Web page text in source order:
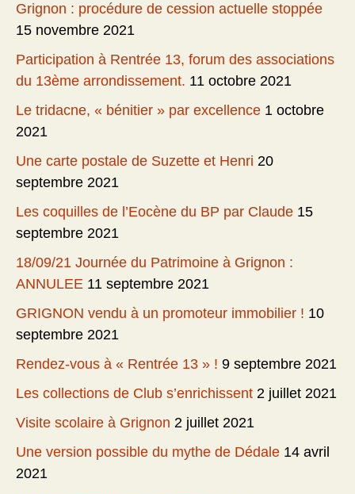
Grignon : procédure de cession actuelle stoppée
15 novembre 2021
Participation à Rentrée 13, forum des associations
du 13ème arrondissement. 11 octobre 2021
Le tridacne, « bénitier » par excellence 1 octobre
2021
Une carte postale de Suzette et Henri 20
septembre 2021
Les coquilles de l’Eocène du BP par Claude 15
septembre 2021
18/09/21 Journée du Patrimoine à Grignon :
ANNULEE 11 septembre 2021
GRIGNON vendu à un promoteur immobilier ! 10
septembre 2021
Rendez-vous à « Rentrée 13 » ! 9 septembre 2021
Les collections de Club s’enrichissent 2 juillet 2021
Visite scolaire à Grignon 2 juillet 2021
Une version possible du mythe de Dédale 14 avril
2021